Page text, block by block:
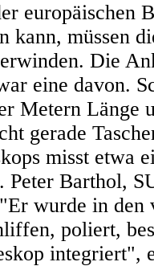
europäischen
kann, müssen
Die
eine davon.
Metern Länge
gerade
misst etwa
Peter Barthol,
wurde in den
poliert,
integriert",